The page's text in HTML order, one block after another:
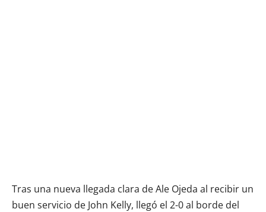
Tras una nueva llegada clara de Ale Ojeda al recibir un
buen servicio de John Kelly, llegó el 2-0 al borde del